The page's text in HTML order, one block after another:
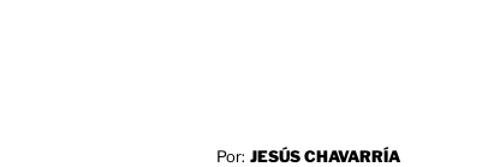
Por: JESÚS CHAVARRÍA